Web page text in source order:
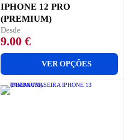
IPHONE 12 PRO
(PREMIUM)
Desde
9.00 €
VER OPÇÕES